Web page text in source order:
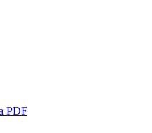
PDF